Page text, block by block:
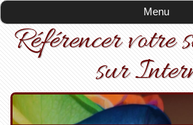
Menu
Référencer votre
sur